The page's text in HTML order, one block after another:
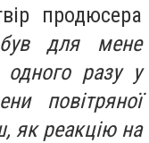
продюсера
для мене
разу у
повітряної
як реакцію на